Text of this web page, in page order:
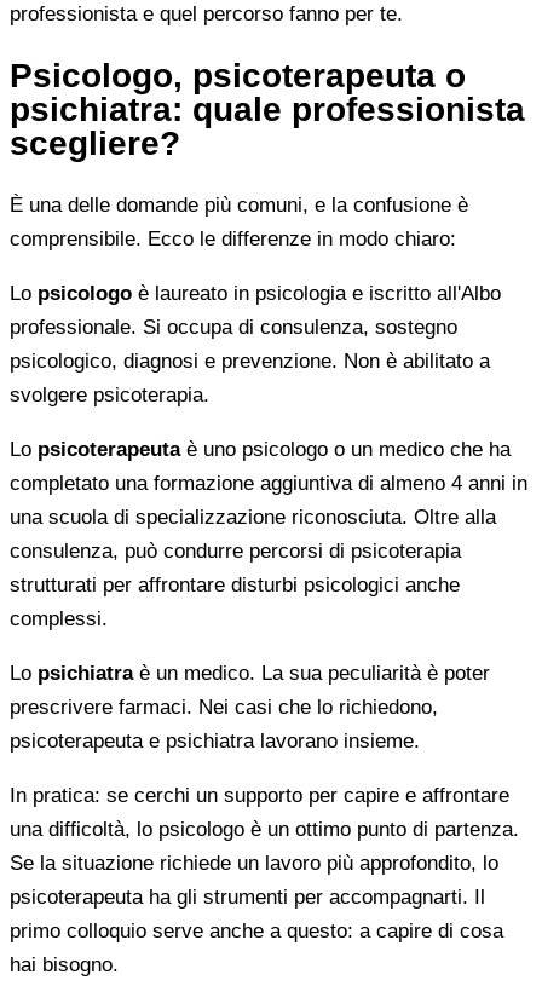
professionista e quel percorso fanno per te.
Psicologo, psicoterapeuta o
psichiatra: quale professionista
scegliere?
È una delle domande più comuni, e la confusione è
comprensibile. Ecco le differenze in modo chiaro:
Lo psicologo è laureato in psicologia e iscritto all'Albo
professionale. Si occupa di consulenza, sostegno
psicologico, diagnosi e prevenzione. Non è abilitato a
svolgere psicoterapia.
Lo psicoterapeutaè uno psicologo o un medico che ha
completato una formazione aggiuntiva di almeno 4 anni in
una scuola di specializzazione riconosciuta. Oltre alla
consulenza, può condurre percorsi di psicoterapia
strutturati per affrontare disturbi psicologici anche
complessi.
Lo psichiatraè un medico. La sua peculiarità è poter
prescrivere farmaci. Nei casi che lo richiedono,
psicoterapeuta e psichiatra lavorano insieme.
In pratica: se cerchi un supporto per capire e affrontare
una difficoltà, lo psicologo è un ottimo punto di partenza.
Se la situazione richiede un lavoro più approfondito, lo
psicoterapeuta ha gli strumenti per accompagnarti. Il
primo colloquio serve anche a questo: a capire di cosa
hai bisogno.